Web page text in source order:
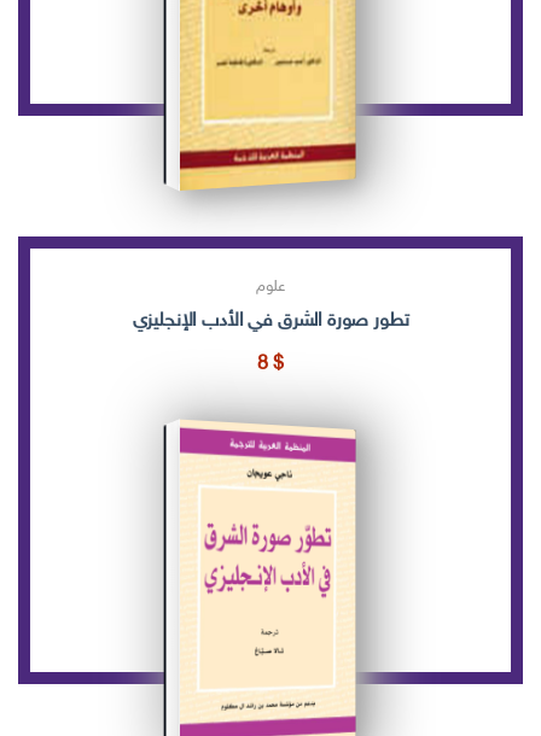
علوم
تطور صورة الشرق في الأدب الإنجليزي
8 $